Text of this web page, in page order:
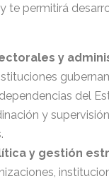
te permitirá
y
del
y
y gestión